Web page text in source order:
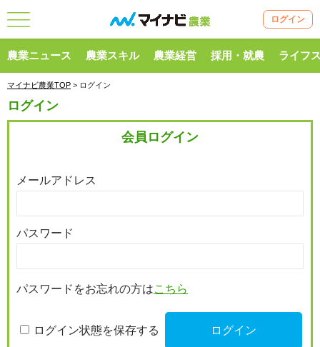
ログイン
農業ニュース 農業スキル 農業経営 採用・就農 ライフ
マイナビ農業TOP > ログイン
ログイン
会員ログイン
メールアドレス
パスワード
パスワードをお忘れの方はこちら
ログイン状態を保存する